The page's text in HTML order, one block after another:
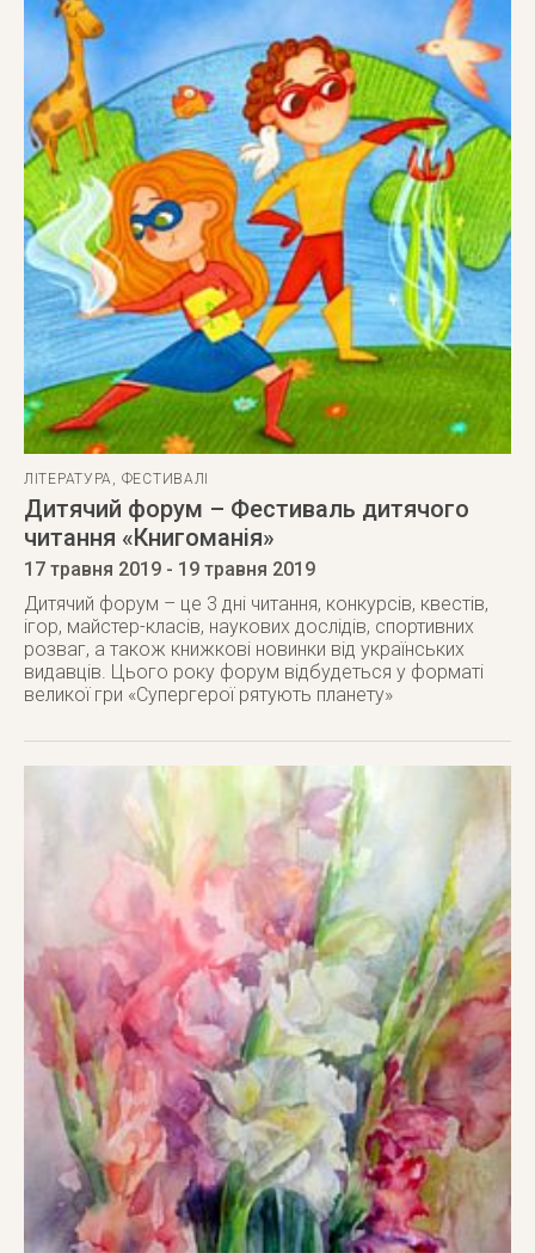
ЛІТЕРАТУРА , ФЕСТИВАЛІ
Дитячий форум – Фестиваль дитячого
читання «Книгоманія»
17 травня 2019 - 19 травня 2019
Дитячий форум – це 3 дні читання, конкурсів, квестів,
ігор, майстер-класів, наукових дослідів, спортивних
розваг, а також книжкові новинки від українських
видавців. Цього року форум відбудеться у форматі
великої гри «Супергерої рятують планету»